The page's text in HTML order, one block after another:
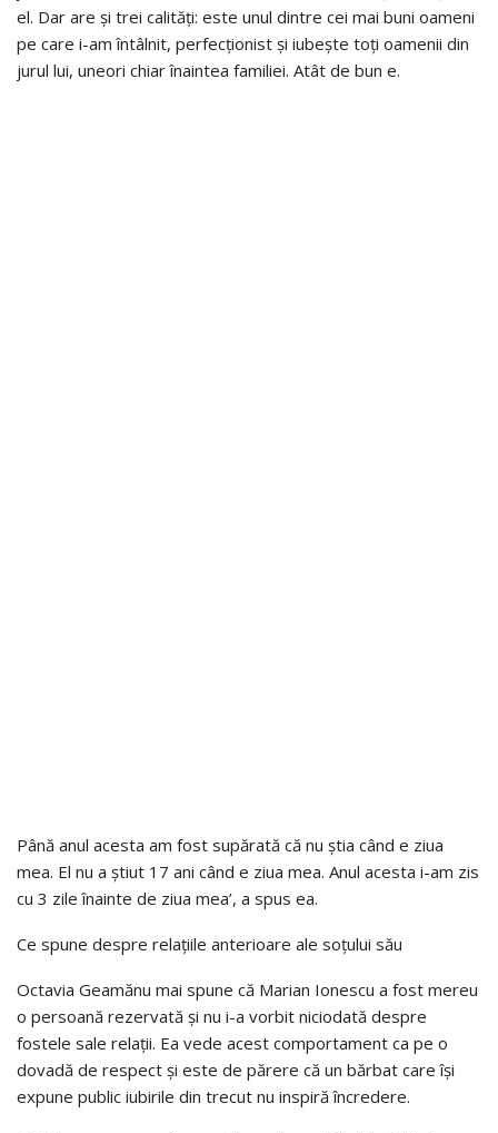
el. Dar are și trei calități: este unul dintre cei mai buni oameni
pe care i-am întâlnit, perfecționist și iubește toți oamenii din
jurul lui, uneori chiar înaintea familiei. Atât de bun e.
Până anul acesta am fost supărată că nu știa când e ziua
mea. El nu a știut 17 ani când e ziua mea. Anul acesta i-am zis
cu 3 zile înainte de ziua mea’, a spus ea.
Ce spune despre relațiile anterioare ale soțului său
Octavia Geamănu mai spune că Marian Ionescu a fost mereu
o persoană rezervată și nu i-a vorbit niciodată despre
fostele sale relații. Ea vede acest comportament ca pe o
dovadă de respect și este de părere că un bărbat care își
expune public iubirile din trecut nu inspiră încredere.